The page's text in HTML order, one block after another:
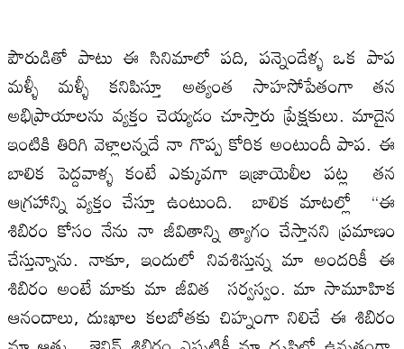
పౌరుడితో పాటు ఈ సినిమాలో పది, పన్నెండేళ్ళ ఒక పాప
మళ్ళీ మళ్ళీ కనిపిస్తూ అత్యంత సాహసోపేతంగా తన
అభిప్రాయాలను వ్యక్తం చెయ్యడం చూస్తారు ప్రేక్షకులు. మాదైన
ఇంటికి తిరిగి వెళ్లాలన్నదే నా గొప్ప కోరిక అంటుందీ పాప. ఈ
బాలిక పెద్దవాళ్ళ కంటే ఎక్కువగా ఇజ్రాయెలీల పట్ల తన
ఆగ్రహాన్ని వ్యక్తం చేస్తూ ఉంటుంది. బాలిక మాటల్లో “ఈ
శిబిరం కోసం నేను నా జీవితాన్ని త్యాగం చేస్తానని ప్రమాణం
చేస్తున్నాను. నాకూ, ఇందులో నివశిస్తున్న మా అందరికీ ఈ
శిబిరం అంటే మాకు మా జీవిత సర్వస్వం. మా సామూహిక
ఆనందాలు, దుఃఖాల కలబోతకు చిహ్నంగా నిలిచే ఈ శిబిరం